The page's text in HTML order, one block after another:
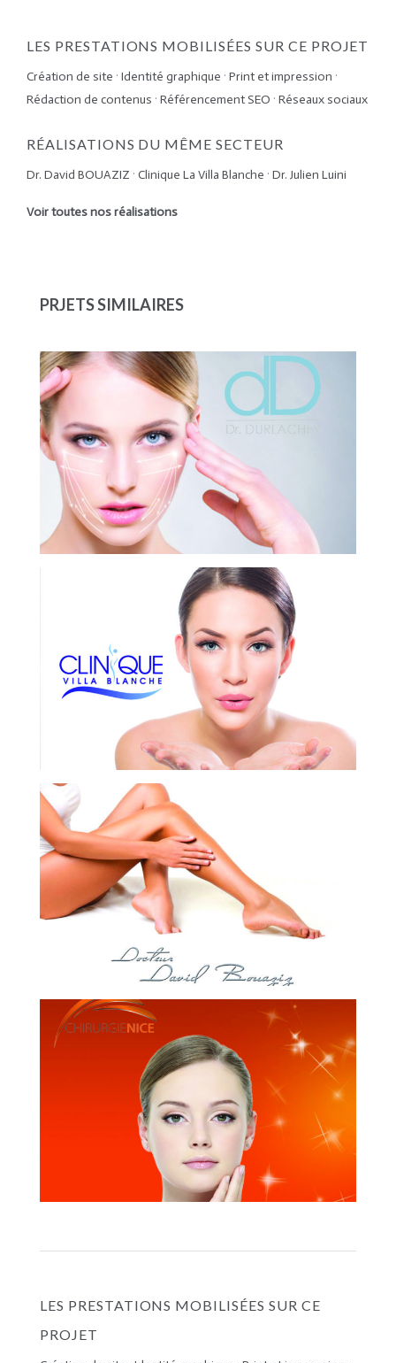
LES PRESTATIONS MOBILISÉES SUR CE PROJET
Création de site · Identité graphique · Print et impression ·
Rédaction de contenus · Référencement SEO · Réseaux sociaux
RÉALISATIONS DU MÊME SECTEUR
Dr. David BOUAZIZ · Clinique La Villa Blanche · Dr. Julien Luini
Voir toutes nos réalisations
PRJETS SIMILAIRES
DR. DIDIER DURLACHER
CHIRURGIEN ESTHÉTIQUE
CLINIQUE LA VILLA BLANCHE
CHIRURGIEN ESTHÉTIQUE
DR. DAVID BOUAZIZ
CHIRURGIEN ESTHÉTIQUE
PHLÉBOLOGUE ANGIOLOGUE
DR. BRUNO LELLOUCHE
CHIRURGIEN ESTHÉTIQUE
LES PRESTATIONS MOBILISÉES SUR CE
PROJET